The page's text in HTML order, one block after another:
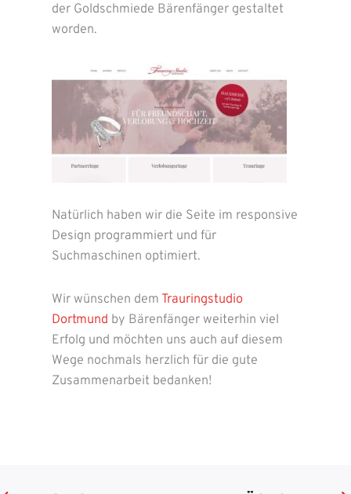
der Goldschmiede Bärenfänger gestaltet
worden.
Natürlich haben wir die Seite im responsive
Design programmiert und für
Suchmaschinen optimiert.
Wir wünschen dem Trauringstudio
Dortmund by Bärenfänger weiterhin viel
Erfolg und möchten uns auch auf diesem
Wege nochmals herzlich für die gute
Zusammenarbeit bedanken!